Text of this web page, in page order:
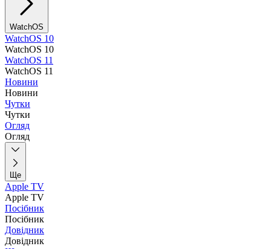
WatchOS
WatchOS 10
WatchOS 10
WatchOS 11
WatchOS 11
Новини
Новини
Чутки
Чутки
Огляд
Огляд
Ще
Apple TV
Apple TV
Посібник
Посібник
Довідник
Довідник